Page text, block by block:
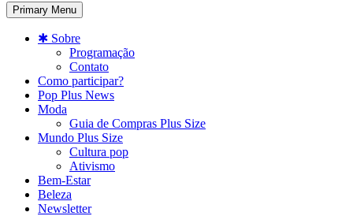
Primary Menu
✱ Sobre
Programação
Contato
Como participar?
Pop Plus News
Moda
Guia de Compras Plus Size
Mundo Plus Size
Cultura pop
Ativismo
Bem-Estar
Beleza
Newsletter